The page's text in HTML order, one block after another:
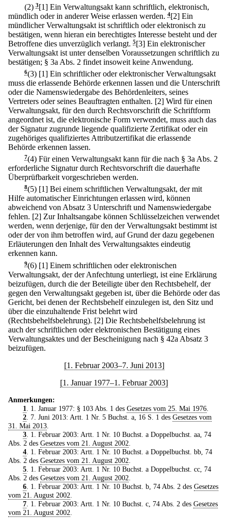
(2) 3[1] Ein Verwaltungsakt kann schriftlich, elektronisch,
mündlich oder in anderer Weise erlassen werden. 4[2] Ein
mündlicher Verwaltungsakt ist schriftlich oder elektronisch zu
bestätigen, wenn hieran ein berechtigtes Interesse besteht und der
Betroffene dies unverzüglich verlangt. 5[3] Ein elektronischer
Verwaltungsakt ist unter denselben Voraussetzungen schriftlich zu
bestätigen; § 3a Abs. 2 findet insoweit keine Anwendung.
6(3) [1] Ein schriftlicher oder elektronischer Verwaltungsakt
muss die erlassende Behörde erkennen lassen und die Unterschrift
oder die Namenswiedergabe des Behördenleiters, seines
Vertreters oder seines Beauftragten enthalten. [2] Wird für einen
Verwaltungsakt, für den durch Rechtsvorschrift die Schriftform
angeordnet ist, die elektronische Form verwendet, muss auch das
der Signatur zugrunde liegende qualifizierte Zertifikat oder ein
zugehöriges qualifiziertes Attributzertifikat die erlassende
Behörde erkennen lassen.
7(4) Für einen Verwaltungsakt kann für die nach § 3a Abs. 2
erforderliche Signatur durch Rechtsvorschrift die dauerhafte
Überprüfbarkeit vorgeschrieben werden.
8(5) [1] Bei einem schriftlichen Verwaltungsakt, der mit
Hilfe automatischer Einrichtungen erlassen wird, können
abweichend von Absatz 3 Unterschrift und Namenswiedergabe
fehlen. [2] Zur Inhaltsangabe können Schlüsselzeichen verwendet
werden, wenn derjenige, für den der Verwaltungsakt bestimmt ist
oder der von ihm betroffen wird, auf Grund der dazu gegebenen
Erläuterungen den Inhalt des Verwaltungsaktes eindeutig
erkennen kann.
9(6) [1] Einem schriftlichen oder elektronischen
Verwaltungsakt, der der Anfechtung unterliegt, ist eine Erklärung
beizufügen, durch die der Beteiligte über den Rechtsbehelf, der
gegen den Verwaltungsakt gegeben ist, über die Behörde oder das
Gericht, bei denen der Rechtsbehelf einzulegen ist, den Sitz und
über die einzuhaltende Frist belehrt wird
(Rechtsbehelfsbelehrung). [2] Die Rechtsbehelfsbelehrung ist
auch der schriftlichen oder elektronischen Bestätigung eines
Verwaltungsaktes und der Bescheinigung nach § 42a Absatz 3
beizufügen.
[1. Februar 2003–7. Juni 2013]
[1. Januar 1977–1. Februar 2003]
Anmerkungen:
1
. 1. Januar 1977: § 103 Abs. 1 des Gesetzes vom 25. Mai 1976.
2. 7. Juni 2013: Artt. 1 Nr. 5 Buchst. a, 16 S. 1 des Gesetzes vom
31. Mai 2013
3. 1. Februar 2003: Artt. 1 Nr. 10 Buchst. a Doppelbuchst. aa, 74
Abs. 2 des Gesetzes vom 21. August 2002
4. 1. Februar 2003: Artt. 1 Nr. 10 Buchst. a Doppelbuchst. bb, 74
Abs. 2 des Gesetzes vom 21. August 2002
5. 1. Februar 2003: Artt. 1 Nr. 10 Buchst. a Doppelbuchst. cc, 74
Abs. 2 des Gesetzes vom 21. August 2002
6. 1. Februar 2003: Artt. 1 Nr. 10 Buchst. b, 74 Abs. 2 des Gesetzes
vom 21. August 2002
7. 1. Februar 2003: Artt. 1 Nr. 10 Buchst. c, 74 Abs. 2 des Gesetzes
vom 21. August 2002